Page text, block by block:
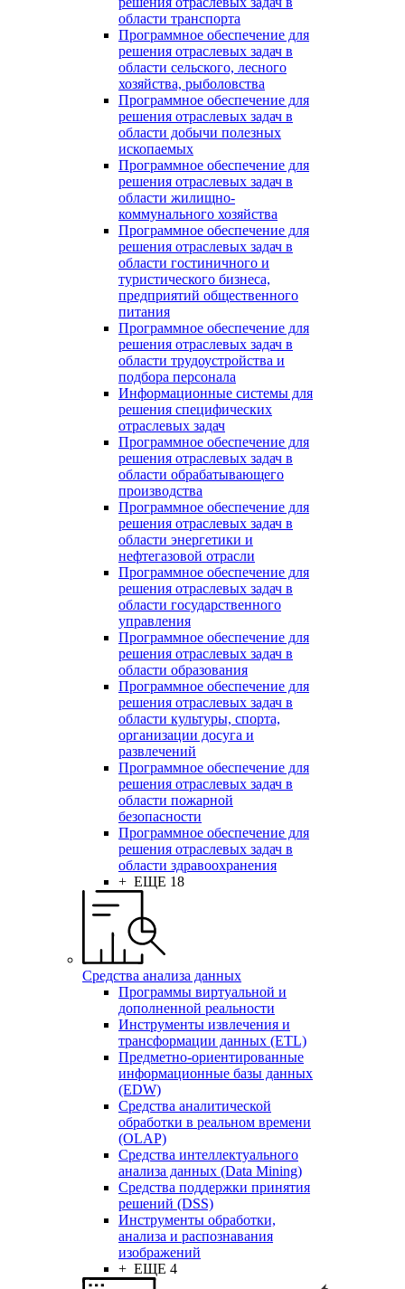
области транспорта
Программное обеспечение для
решения отраслевых задач в
области сельского, лесного
хозяйства, рыболовства
Программное обеспечение для
решения отраслевых задач в
области добычи полезных
ископаемых
Программное обеспечение для
решения отраслевых задач в
области жилищно-
коммунального хозяйства
Программное обеспечение для
решения отраслевых задач в
области гостиничного и
туристического бизнеса,
предприятий общественного
питания
Программное обеспечение для
решения отраслевых задач в
области трудоустройства и
подбора персонала
Информационные системы для
решения специфических
отраслевых задач
Программное обеспечение для
решения отраслевых задач в
области обрабатывающего
производства
Программное обеспечение для
решения отраслевых задач в
области энергетики и
нефтегазовой отрасли
Программное обеспечение для
решения отраслевых задач в
области государственного
управления
Программное обеспечение для
решения отраслевых задач в
области образования
Программное обеспечение для
решения отраслевых задач в
области культуры, спорта,
организации досуга и
развлечений
Программное обеспечение для
решения отраслевых задач в
области пожарной
безопасности
Программное обеспечение для
решения отраслевых задач в
области здравоохранения
+ ЕЩЕ 18
Средства анализа данных
Программы виртуальной и
дополненной реальности
Инструменты извлечения и
трансформации данных (ETL)
Предметно-ориентированные
информационные базы данных
(EDW)
Средства аналитической
обработки в реальном времени
(OLAP)
Средства интеллектуального
анализа данных (Data Mining)
Средства поддержки принятия
решений (DSS)
Инструменты обработки,
анализа и распознавания
изображений
+ ЕЩЕ 4